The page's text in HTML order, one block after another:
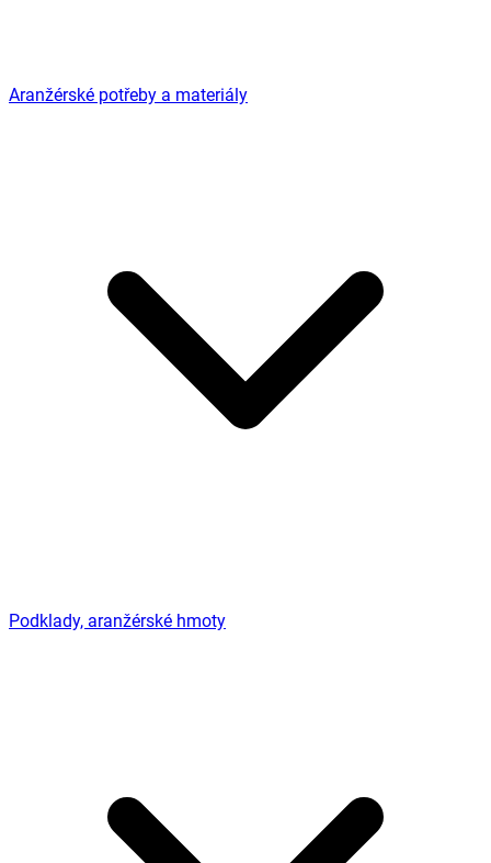
Aranžérské potřeby a materiály
Podklady, aranžérské hmoty